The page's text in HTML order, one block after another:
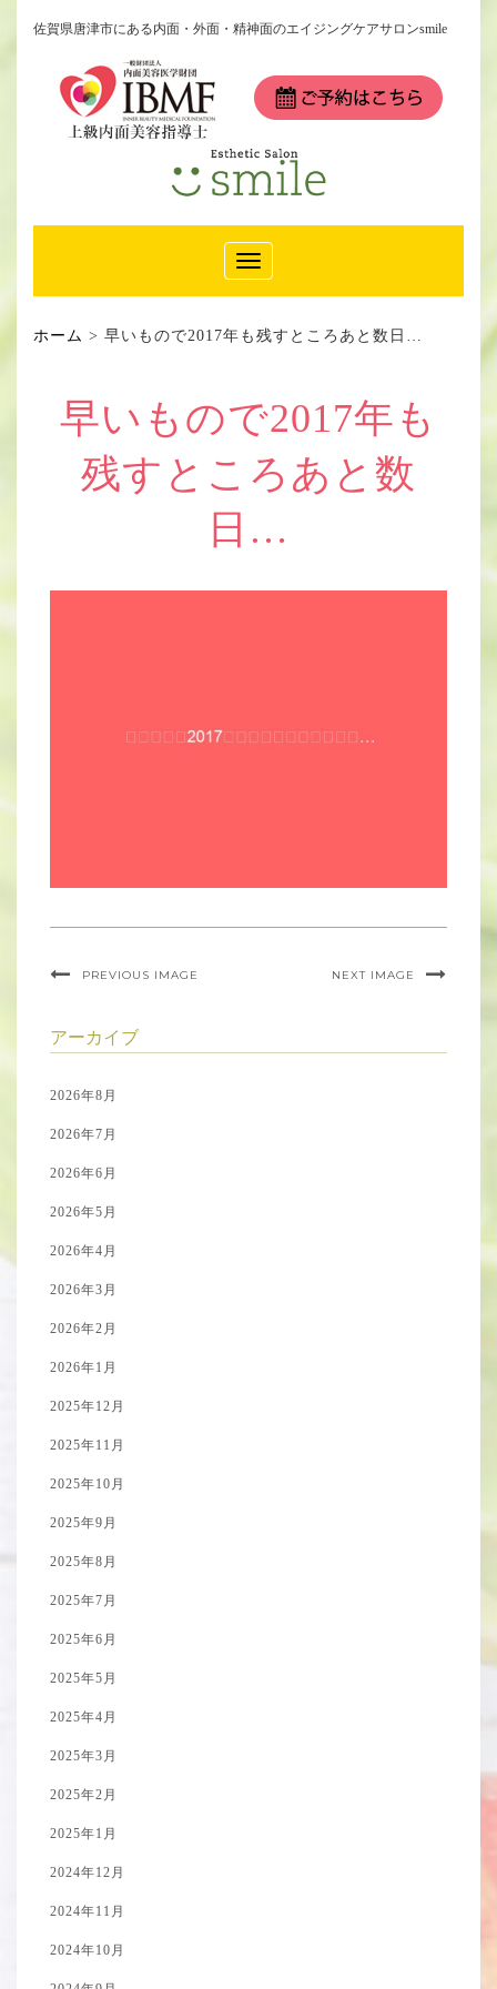
佐賀県唐津市にある内面・外面・精神面のエイジングケアサロンsmile
Toggle
Navigation
ホーム > 早いもので2017年も残すところあと数日…
早いもので2017年も
残すところあと数
日…
PREVIOUS IMAGE NEXT IMAGE
アーカイブ
2026年8月
2026年7月
2026年6月
2026年5月
2026年4月
2026年3月
2026年2月
2026年1月
2025年12月
2025年11月
2025年10月
2025年9月
2025年8月
2025年7月
2025年6月
2025年5月
2025年4月
2025年3月
2025年2月
2025年1月
2024年12月
2024年11月
2024年10月